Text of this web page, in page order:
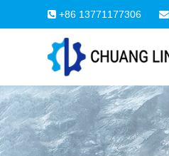
+86 13771177306